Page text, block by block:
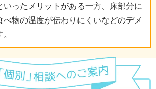
いったメリットがある一方、床部分に
べ物の温度が伝わりにくいなどのデメ